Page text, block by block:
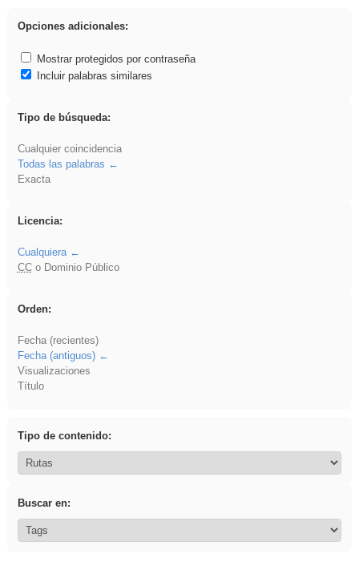
Opciones adicionales:
Mostrar protegidos por contraseña
Incluir palabras similares
Tipo de búsqueda:
Cualquier coincidencia
Todas las palabras
Exacta
Licencia:
Cualquiera
CCo Dominio Público
Orden:
Fecha (recientes)
Fecha (antiguos)
Visualizaciones
Título
Tipo de contenido:
Buscar en: